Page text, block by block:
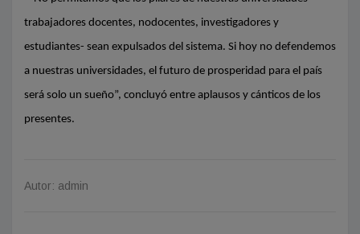
trabajadores docentes, nodocentes, investigadores y
estudiantes- sean expulsados del sistema. Si hoy no defendemos
a nuestras universidades, el futuro de prosperidad para el país
será solo un sueño”, concluyó entre aplausos y cánticos de los
presentes.
Autor: admin